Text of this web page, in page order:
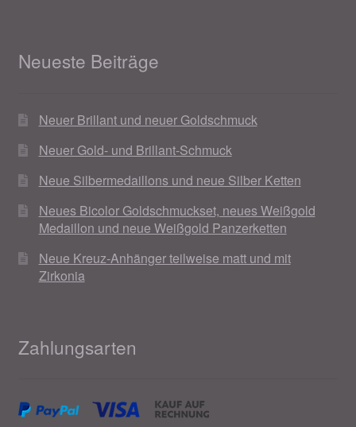
Neueste Beiträge
Neuer Brillant und neuer Goldschmuck
Neuer Gold- und Brillant-Schmuck
Neue Silbermedaillons und neue Silber Ketten
Neues Bicolor Goldschmuckset, neues Weißgold
Medaillon und neue Weißgold Panzerketten
Neue Kreuz-Anhänger teilweise matt und mit
Zirkonia
Zahlungsarten